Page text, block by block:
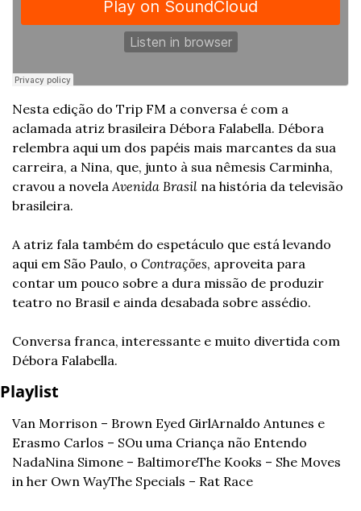
Nesta edição do Trip FM a conversa é com a
aclamada atriz brasileira Débora Falabella. Débora
relembra aqui um dos papéis mais marcantes da sua
carreira, a Nina, que, junto à sua nêmesis Carminha,
cravou a novela Avenida Brasil na história da televisão
brasileira.
A atriz fala também do espetáculo que está levando
aqui em São Paulo, o Contrações, aproveita para
contar um pouco sobre a dura missão de produzir
teatro no Brasil e ainda desabada sobre assédio.
Conversa franca, interessante e muito divertida com
Débora Falabella.
Playlist
Van Morrison – Brown Eyed GirlArnaldo Antunes e
Erasmo Carlos – SOu uma Criança não Entendo
NadaNina Simone – BaltimoreThe Kooks – She Moves
in her Own WayThe Specials – Rat Race